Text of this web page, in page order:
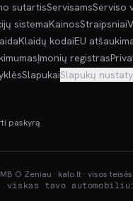
sutartisServisamsServiso
sistemaKainosStraipsniai
Klaidų kodaiEU
Įmonių registras
SlapukaiSlapukų
paskyrą
MB O Zeniau · kalo.lt · visos
viskas tavo